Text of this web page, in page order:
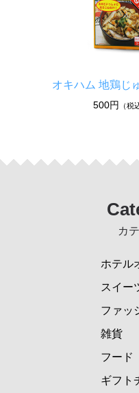
オキハム 地鶏じ
500円 （税
カ
ホテル
スイー
ファッ
雑貨
フード
ギフト